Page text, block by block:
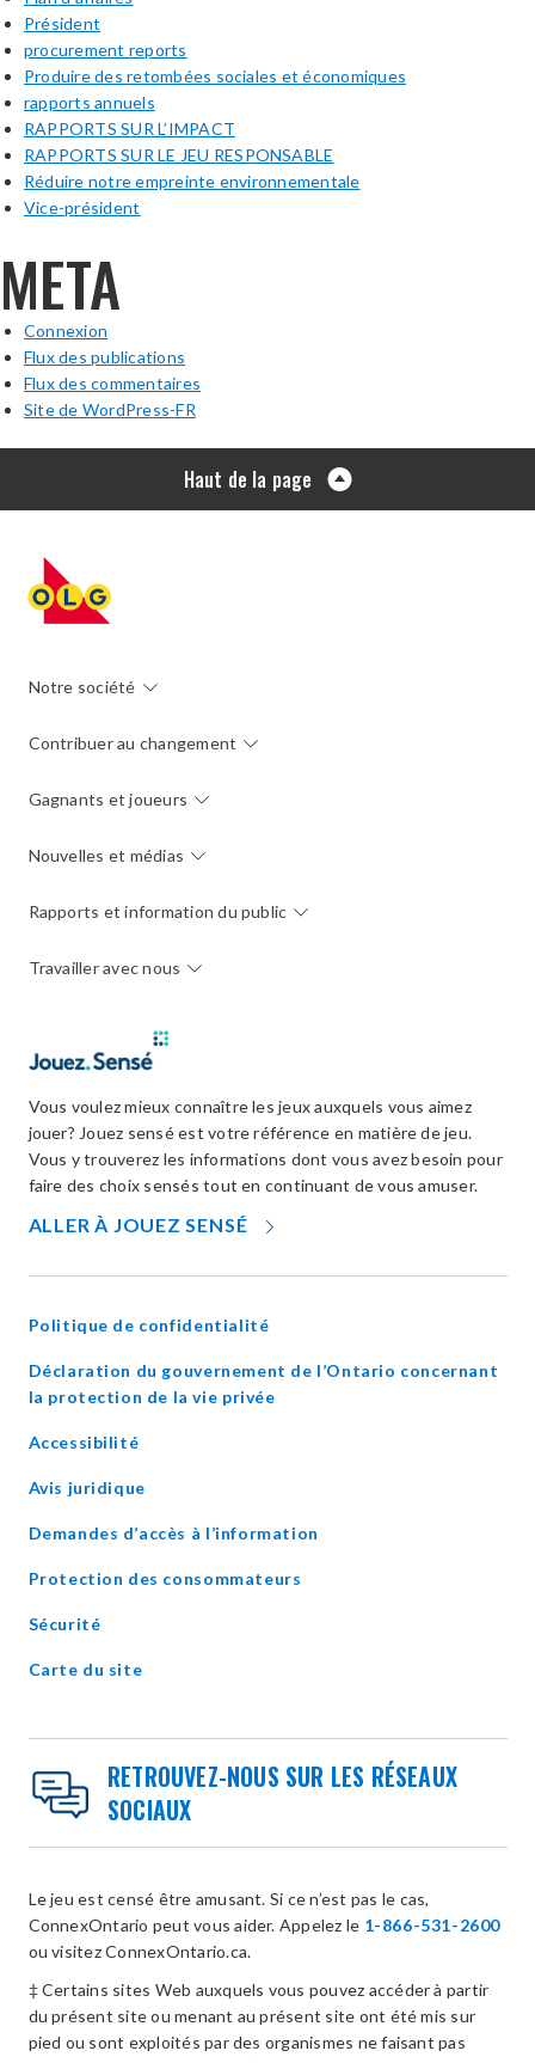
Président
procurement reports
Produire des retombées sociales et économiques
rapports annuels
RAPPORTS SUR L’IMPACT
RAPPORTS SUR LE JEU RESPONSABLE
Réduire notre empreinte environnementale
Vice-président
META
Connexion
Flux des publications
Flux des commentaires
Site de WordPress-FR
Haut de la page
Notre société
Contribuer au changement
Gagnants et joueurs
Nouvelles et médias
Rapports et information du public
Travailler avec nous
Vous voulez mieux connaître les jeux auxquels vous aimez
jouer? Jouez sensé est votre référence en matière de jeu.
Vous y trouverez les informations dont vous avez besoin pour
faire des choix sensés tout en continuant de vous amuser.
ALLER À JOUEZ SENSÉ
NEW
Politique de confidentialité
Déclaration du gouvernement de l’Ontario concernant
la protection de la vie privéeopens
Accessibilité
Avis juridique
Demandes d’accès à l’information
Protection des consommateurs
Sécurité
Carte du site
RETROUVEZ-NOUS SUR LES RÉSEAUX
SOCIAUX
Le jeu est censé être amusant. Si ce n’est pas le cas,
ConnexOntario peut vous aider. Appelez le 1-866-531-2600
ou visitez ConnexOntario.ca.
‡ Certains sites Web auxquels vous pouvez accéder à partir
du présent site ou menant au présent site ont été mis sur
pied ou sont exploités par des organismes ne faisant pas